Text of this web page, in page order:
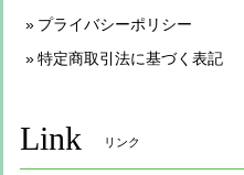
プライバシーポリシー
特定商取引法に基づく表記
Link リンク